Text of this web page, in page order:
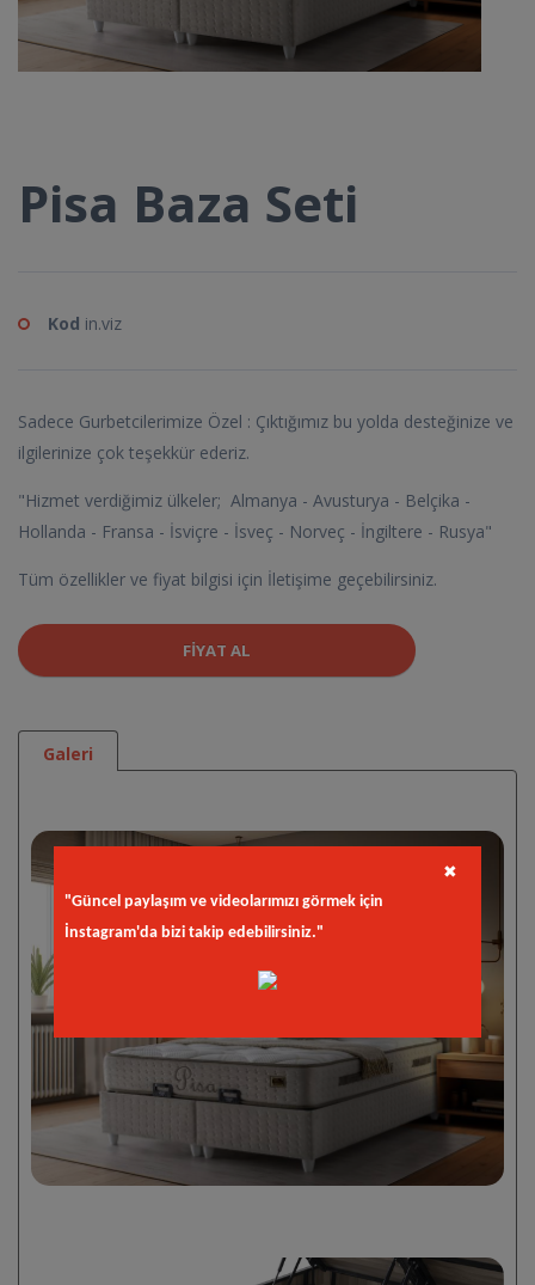
Pisa Baza Seti
Kod in.viz
Sadece Gurbetcilerimize Özel : Çıktığımız bu yolda desteğinize ve
ilgilerinize çok teşekkür ederiz.
"Hizmet verdiğimiz ülkeler; Almanya - Avusturya - Belçika -
Hollanda - Fransa - İsviçre - İsveç - Norveç - İngiltere - Rusya"
Tüm özellikler ve fiyat bilgisi için İletişime geçebilirsiniz.
FIYAT AL
Galeri
"Güncel paylaşım ve videolarımızı görmek için
İnstagram'da bizi takip edebilirsiniz."
✖